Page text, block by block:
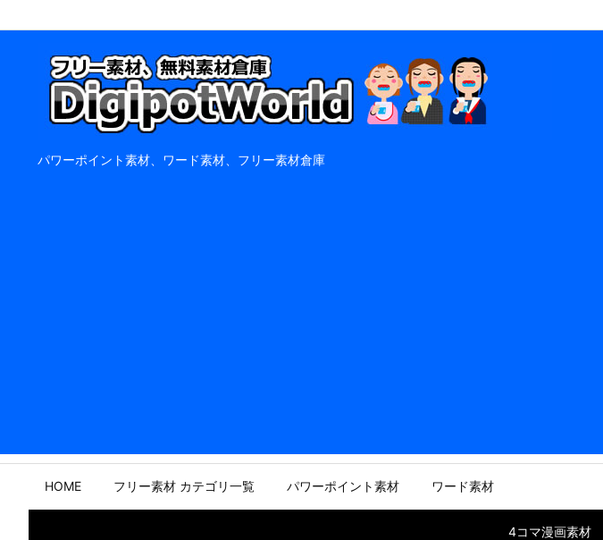
パワーポイント素材、ワード素材、フリー素材倉庫
HOME フリー素材 カテゴリ一覧 パワーポイント素材 ワード素材
4コマ漫画素材